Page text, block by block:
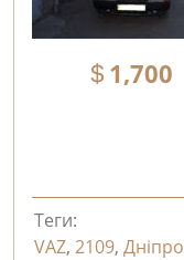
1,700
Теги:
VAZ, 2109, Дніпро